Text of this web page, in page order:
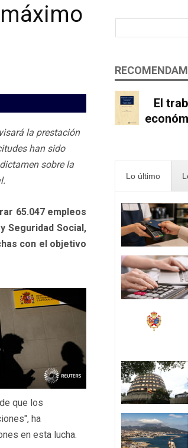
la prestación
han sido
sobre la
65.047 empleos
Seguridad Social,
con el objetivo
que los
ha
en esta lucha.
El
Lo último